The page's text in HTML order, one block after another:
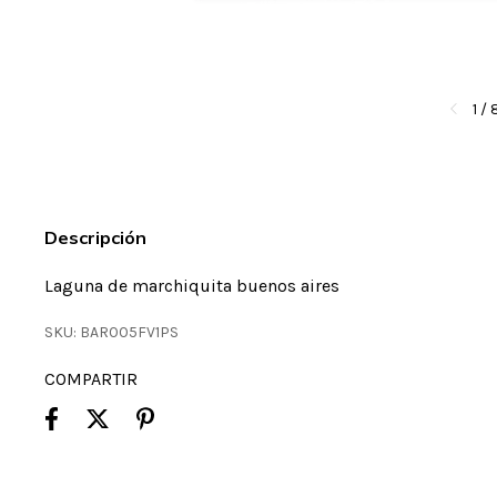
1 /
Descripción
Laguna de marchiquita buenos aires
SKU: BAR005FV1PS
COMPARTIR